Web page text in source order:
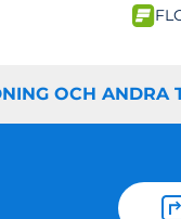
OCH ANDRA